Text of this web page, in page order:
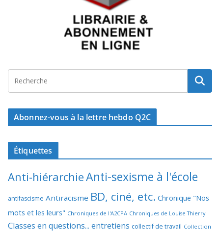
Abonnez-vous à la lettre hebdo Q2C
Étiquettes
Anti-hiérarchieAnti-sexisme à l'école
antifascisme Antiracisme BD, ciné, etc. Chronique "Nos
mots et les leurs" Chroniques de l'A2CPA Chroniques de Louise Thierry
Classes en questions... entretiens collectif de travail Collection